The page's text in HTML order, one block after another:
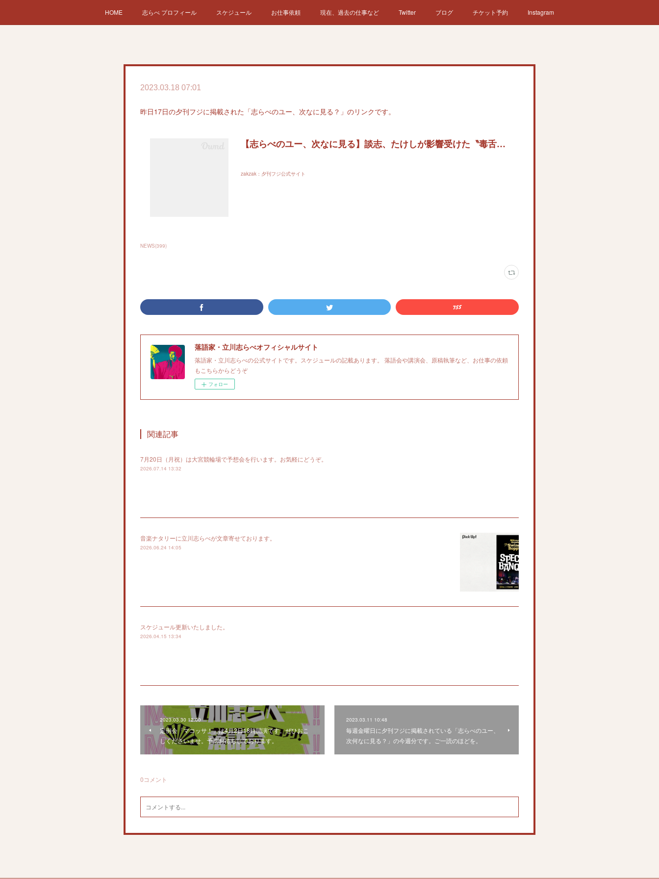
HOME 志らべ プロフィール スケジュール お仕事依頼 現在、過去の仕事など Twitter ブログ チケット予約 Instagram
2023.03.18 07:01
昨日17日の夕刊フジに掲載された「志らべのユー、次なに見る？」のリンクです。
【志らべのユー、次なに見る】談志、たけしが影響受けた〝毒舌〟の本質 落語にも通じるものがある漫談 映画「レニー・ブルース」Ｕ―ＮＥＸＴで配信中（1/2ページ）
zakzak：夕刊フジ公式サイト
NEWS(399)
落語家・立川志らべオフィシャルサイト
落語家・立川志らべの公式サイトです。スケジュールの記載あります。 落語会や講演会、原稿執筆など、お仕事の依頼
もこちらからどうぞ
フォロー
関連記事
7月20日（月祝）は大宮競輪場で予想会を行います。お気軽にどうぞ。
2026.07.14 13:32
音楽ナタリーに立川志らべが文章寄せております。
2026.06.24 14:05
スケジュール更新いたしました。
2026.04.15 13:34
2023.03.30 12:00
定例会「マコッサ！」は4月2日18時開演です。ぜひおこ
しくださいませ。予約お待ちしております。
2023.03.11 10:48
毎週金曜日に夕刊フジに掲載されている「志らべのユー、
次何なに見る？」の今週分です。ご一読のほどを。
0コメント